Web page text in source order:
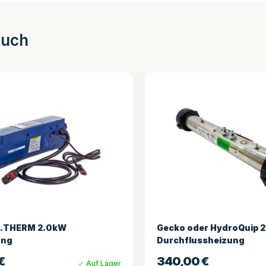
HydroQuip 2,5 kW
€ Auf Lager
HydroQuip 2.5kW
Heizung
384,95€